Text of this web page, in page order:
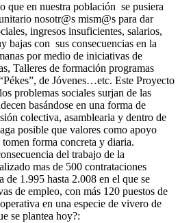
que en nuestra población se pusiera
nosotr@s mism@s para dar
ingresos insuficientes, salarios,
bajas con sus consecuencias en la
por medio de iniciativas de
Talleres de formación programas
de Jóvenes…etc. Este Proyecto
problemas sociales surjan de las
basándose en una forma de
colectiva, asamblearia y dentro de
posible que valores como apoyo
forma concreta y diaria.
del trabajo de la
mas de 500 contrataciones
de 1.995 hasta 2.008 en el que se
de empleo, con más 120 puestos de
en una especie de vivero de
se plantea hoy?: